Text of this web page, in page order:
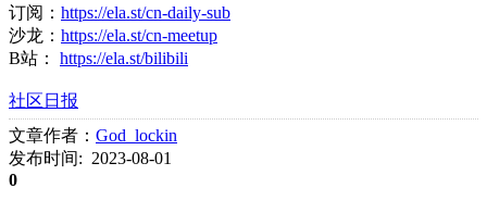
订阅： https://ela.st/cn-daily-sub
沙龙： https://ela.st/cn-meetup
B站： https://ela.st/bilibili
社区日报
文章作者： God_lockin
发布时间: 2023-08-01
0